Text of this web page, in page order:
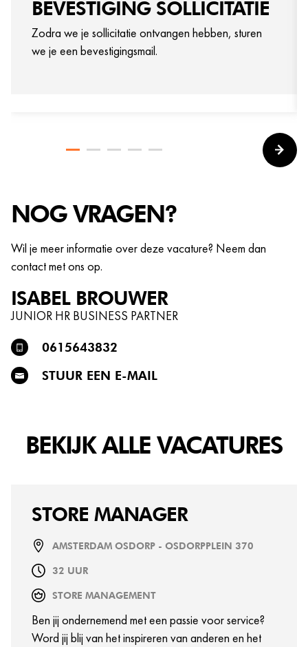
BEVESTIGING SOLLICITATIE
Zodra we je sollicitatie ontvangen hebben, sturen
we je een bevestigingsmail.
NOG VRAGEN?
Wil je meer informatie over deze vacature? Neem dan
contact met ons op.
ISABELBROUWER
JUNIOR HR BUSINESS PARTNER
0615643832
STUUR EEN E-MAIL
BEKIJK ALLE VACATURES
STORE MANAGER
AMSTERDAM OSDORP - OSDORPPLEIN 370
32 UUR
STORE MANAGEMENT
Ben jij ondernemend met een passie voor service?
Word jij blij van het inspireren van anderen en het